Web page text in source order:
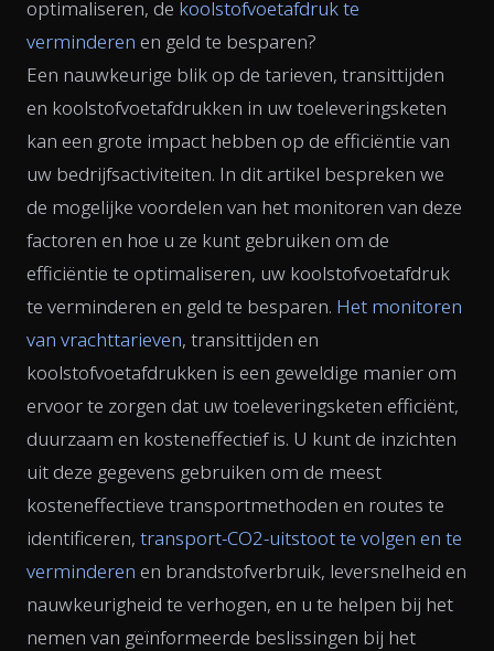
optimaliseren, de koolstofvoetafdruk te
verminderen en geld te besparen?
Een nauwkeurige blik op de tarieven, transittijden
en koolstofvoetafdrukken in uw toeleveringsketen
kan een grote impact hebben op de efficiëntie van
uw bedrijfsactiviteiten. In dit artikel bespreken we
de mogelijke voordelen van het monitoren van deze
factoren en hoe u ze kunt gebruiken om de
efficiëntie te optimaliseren, uw koolstofvoetafdruk
te verminderen en geld te besparen. Het monitoren
van vrachttarieven, transittijden en
koolstofvoetafdrukken is een geweldige manier om
ervoor te zorgen dat uw toeleveringsketen efficiënt,
duurzaam en kosteneffectief is. U kunt de inzichten
uit deze gegevens gebruiken om de meest
kosteneffectieve transportmethoden en routes te
identificeren, transport-CO2-uitstoot te volgen en te
verminderen en brandstofverbruik, leversnelheid en
nauwkeurigheid te verhogen, en u te helpen bij het
nemen van geïnformeerde beslissingen bij het